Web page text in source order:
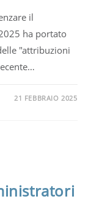
il
ha portato
"attribuzioni
21 FEBBRAIO 2025